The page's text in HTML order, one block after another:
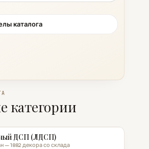
каталога
категории
ДСП (ЛДСП)
— 1882 декора со склада